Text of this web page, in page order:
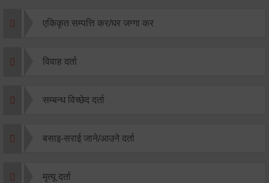
एकिकृत सम्पत्ति कर/घर जग्गा कर
विवाह दर्ता
सम्बन्ध विच्छेद दर्ता
बसाइ-सराई जाने/आउने दर्ता
मृत्यू दर्ता